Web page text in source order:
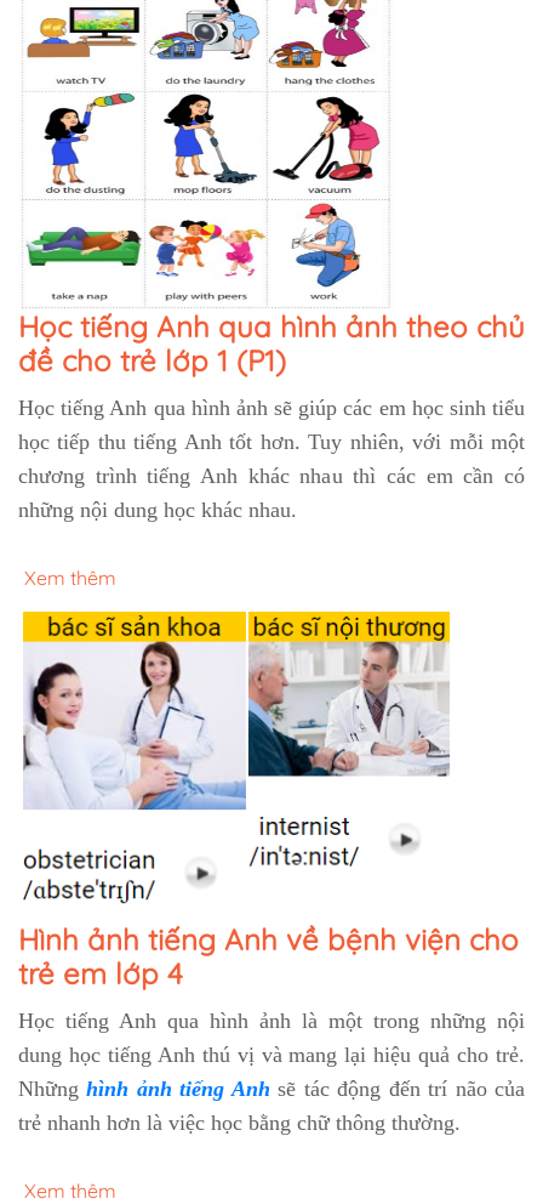
Học tiếng Anh qua hình ảnh theo chủ
đề cho trẻ lớp 1 (P1)
Học tiếng Anh qua hình ảnh sẽ giúp các em học sinh tiểu
học tiếp thu tiếng Anh tốt hơn. Tuy nhiên, với mỗi một
chương trình tiếng Anh khác nhau thì các em cần có
những nội dung học khác nhau.
Xem thêm
Hình ảnh tiếng Anh về bệnh viện cho
trẻ em lớp 4
Học tiếng Anh qua hình ảnh là một trong những nội
dung học tiếng Anh thú vị và mang lại hiệu quả cho trẻ.
Nhữnghình ảnh tiếng Anh sẽ tác động đến trí não của
trẻ nhanh hơn là việc học bằng chữ thông thường.
Xem thêm